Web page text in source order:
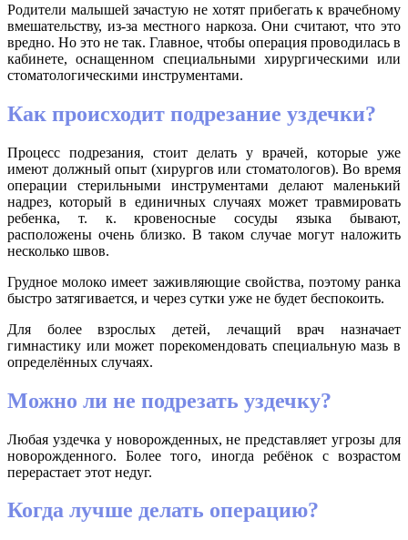
Родители малышей зачастую не хотят прибегать к врачебному
вмешательству, из-за местного наркоза. Они считают, что это
вредно. Но это не так. Главное, чтобы операция проводилась в
кабинете, оснащенном специальными хирургическими или
стоматологическими инструментами.
Как происходит подрезание уздечки?
Процесс подрезания, стоит делать у врачей, которые уже
имеют должный опыт (хирургов или стоматологов). Во время
операции стерильными инструментами делают маленький
надрез, который в единичных случаях может травмировать
ребенка, т. к. кровеносные сосуды языка бывают,
расположены очень близко. В таком случае могут наложить
несколько швов.
Грудное молоко имеет заживляющие свойства, поэтому ранка
быстро затягивается, и через сутки уже не будет беспокоить.
Для более взрослых детей, лечащий врач назначает
гимнастику или может порекомендовать специальную мазь в
определённых случаях.
Можно ли не подрезать уздечку?
Любая уздечка у новорожденных, не представляет угрозы для
новорожденного. Более того, иногда ребёнок с возрастом
перерастает этот недуг.
Когда лучше делать операцию?